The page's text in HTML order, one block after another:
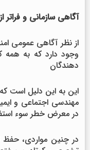
آگاهی سازمانی و
از نظر آگاهی عمومی
وجود دارد که به همه
دهندگان
این به این دلیل است
مهندسی اجتماعی و
در معرض خطر سوء
در چنین مواردی،